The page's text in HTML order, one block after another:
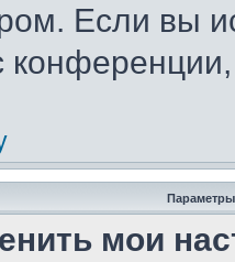
Если вы
Параметры
мои